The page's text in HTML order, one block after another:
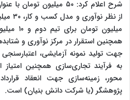
شرح اعلام کرد: ۵۰ میلیون
میلیون
همچنین استقرار در مرکز نوآوری و
جهت تولید نمونه آزمایشی،
به فرآیند تجاری‌سازی همچنین
محور، زمینه‌سازی جهت انعقاد
پژوهشگر (یا شرکت دانش بنیان) است.